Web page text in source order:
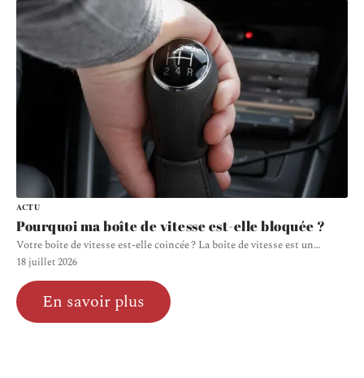
ACTU
Pourquoi ma boîte de vitesse est-elle bloquée ?
Votre boîte de vitesse est-elle coincée ? La boîte de vitesse est un…
18 juillet 2026
En savoir plus